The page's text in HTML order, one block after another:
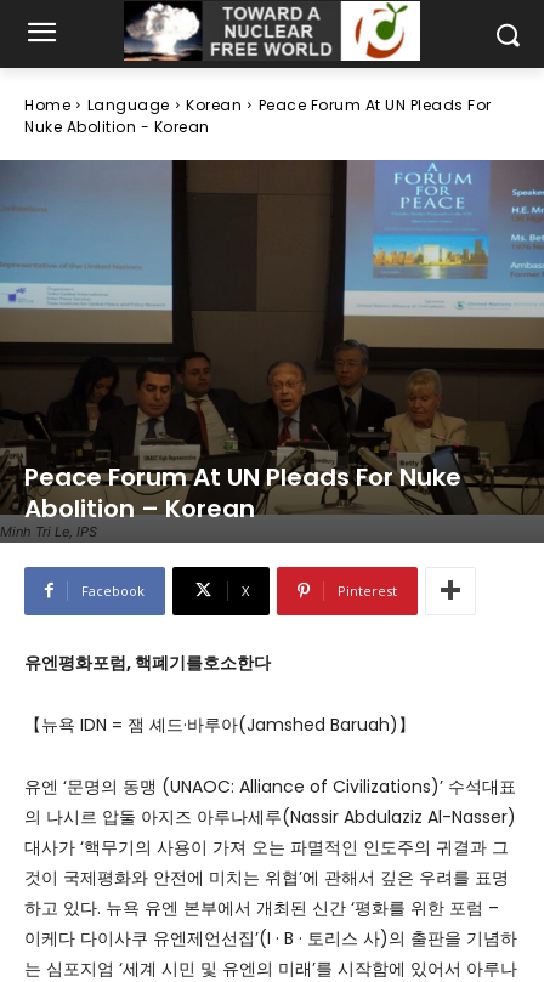
Home Language Korean
Peace Forum At UN Pleads For
Nuke Abolition - Korean
Minh Tri Le, IPS
Peace Forum At UN Pleads For Nuke
Abolition – Korean
Facebook X Pinterest
유엔평화포럼,핵폐기를호소한다
【뉴욕 IDN = 잼 셰드·바루아(Jamshed Baruah)】
유엔 ‘문명의 동맹 (UNAOC: Alliance of Civilizations)’ 수석대표
의 나시르 압둘 아지즈 아루나세루(Nassir Abdulaziz Al-Nasser)
대사가 ‘핵무기의 사용이 가져 오는 파멸적인 인도주의 귀결과 그
것이 국제평화와 안전에 미치는 위협’에 관해서 깊은 우려를 표명
하고 있다. 뉴욕 유엔 본부에서 개최된 신간 ‘평화를 위한 포럼 –
이케다 다이사쿠 유엔제언선집’(I · B · 토리스 사)의 출판을 기념하
는 심포지엄 ‘세계 시민 및 유엔의 미래’를 시작함에 있어서 아루나